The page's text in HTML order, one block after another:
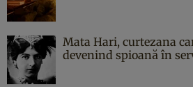
Mata Hari, curtezana
devenind spioană în